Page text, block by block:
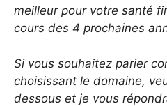
meilleur pour votre santé
cours des 4 prochaines
Si vous souhaitez parier
choisissant le domaine,
dessous et je vous